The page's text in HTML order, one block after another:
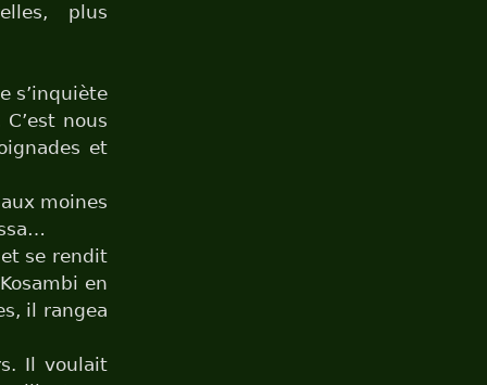
plus
s’inquiète
nous
et
moines
se rendit
en
il rangea
Il voulait